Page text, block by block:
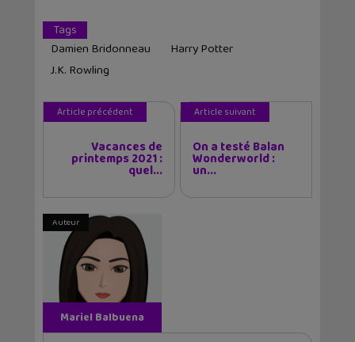
Tags
Damien Bridonneau
Harry Potter
J.K. Rowling
Article précédent
Vacances de
printemps 2021 :
quel...
Article suivant
On a testé Balan
Wonderworld :
un...
Auteur
Mariel Balbuena